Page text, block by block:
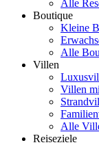
Alle
Boutique
Kleine
Alle
Villen
Villen
Alle
Reiseziele